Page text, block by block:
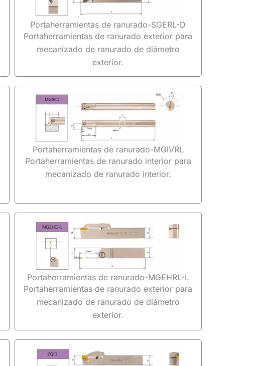
Portaherramientas de ranurado-SGERL-D
Portaherramientas de ranurado exterior para
mecanizado de ranurado de diámetro
exterior.
Portaherramientas de ranurado-MGIVRL
Portaherramientas de ranurado interior para
mecanizado de ranurado interior.
Portaherramientas de ranurado-MGEHRL-L
Portaherramientas de ranurado exterior para
mecanizado de ranurado de diámetro
exterior.